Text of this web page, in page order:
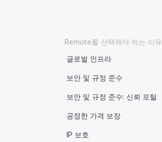
Remote를 선택해야 하는 이유
글로벌 인프라
보안 및 규정 준수
보안 및 규정 준수: 신뢰 포털
공정한 가격 보장
IP 보호